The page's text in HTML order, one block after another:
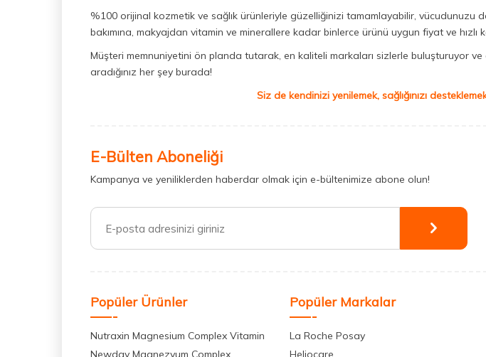
%100 orijinal kozmetik ve sağlık ürünleriyle güzelliğinizi tamamlayabilir, vücudunuzu
bakımına, makyajdan vitamin ve minerallere kadar binlerce ürünü uygun fiyat ve hızlı
Müşteri memnuniyetini ön planda tutarak, en kaliteli markaları sizlerle buluşturuyor
aradığınız her şey burada!
Siz de kendinizi yenilemek, sağlığınızı
E-Bülten Aboneliği
Kampanya ve yeniliklerden haberdar olmak için e-bültenimize abone olun!
Popüler Ürünler
Nutraxin Magnesium Complex Vitamin
Popüler Markalar
La Roche Posay